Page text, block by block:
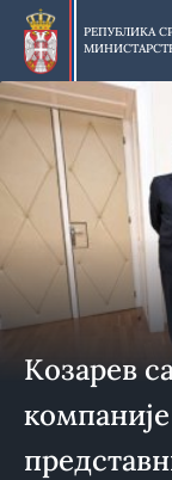
Прескочи
главни
део
садржаја
РЕПУБЛИКА
Козарев